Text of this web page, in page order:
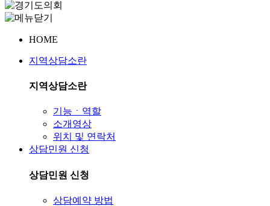
HOME
지역상담소란
지역상담소란
기능ㆍ역할
소개영상
위치 및 연락처
상담민원 신청
상담민원 신청
상담예약 방법